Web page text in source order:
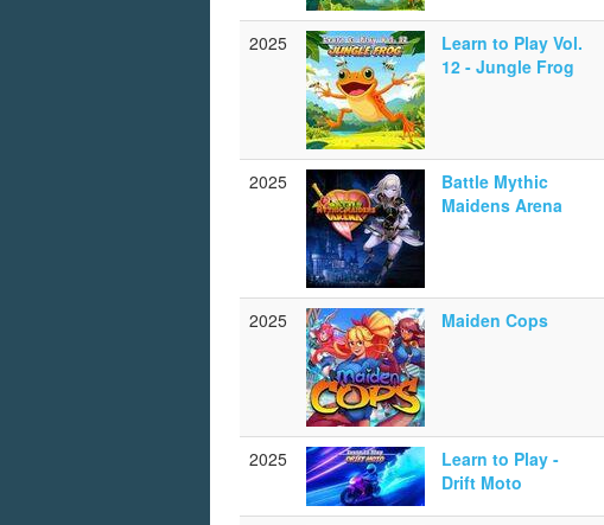
2025
Learn to Play Vol.
12 - Jungle Frog
2025
Battle Mythic
Maidens Arena
2025 Maiden Cops
2025
Learn to Play -
Drift Moto